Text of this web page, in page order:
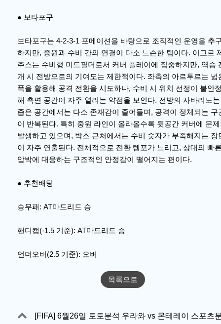
● 보타포구
보타포구는 4-2-3-1 포메이션을 바탕으로 조직적인 운영을 추
하지만, 중원과 수비 간의 연결이 다소 느슨한 팀이다. 이고르
주스는 수비형 미드필더로서 커버 플레이에 집중하지만, 역습
개 시 전방으로의 기여도는 제한적이다. 좌측의 아르투르는 넓
폭을 활용해 공격 전환을 시도하나, 수비 시 위치 선정이 불안
해 측면 공간이 자주 열리는 약점을 보인다. 전방의 사바리노는
좁은 공간에서는 다소 존재감이 줄어들며, 공격이 정체되는 구
이 반복된다. 특히 중원 라인이 올라올수록 뒷공간 커버에 문
발생하고 있으며, 박스 근처에서는 수비 숫자가 부족해지는 장
이 자주 연출된다. 전체적으로 전환 템포가 느리고, 상대의 빠
압박에 대응하는 구조적인 안정감이 떨어지는 편이다.
● 추천배팅
승무패: AT마드리드 승
핸디캡(-1.5 기준): AT마드리드 승
언더오버(2.5 기준): 오버
목록으로
관련자료
[FIFA] 6월26일 토토분석 우라와 vs 몬테레이 스포츠